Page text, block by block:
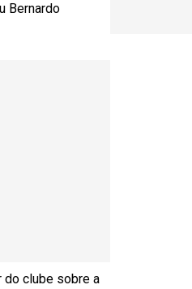
Bernardo
do clube sobre a